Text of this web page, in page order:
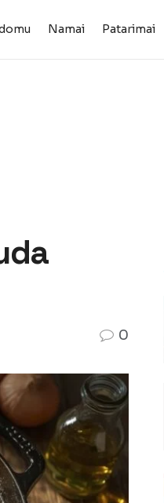
Namai Patarimai
0